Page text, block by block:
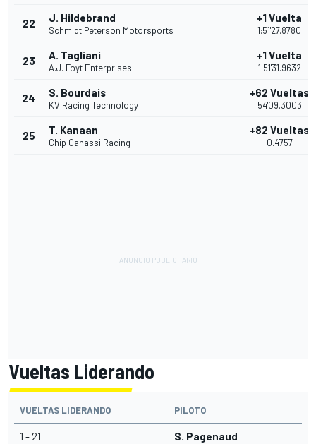
22 J. Hildebrand
Schmidt Peterson Motorsports
+1 Vuelta
1:51'27.8780
23 A. Tagliani
A.J. Foyt Enterprises
+1 Vuelta
1:51'31.9632
24 S. Bourdais
KV Racing Technology
+62 Vueltas
54'09.3003
25 T. Kanaan
Chip Ganassi Racing
+82 Vueltas
0.4757
Vueltas Liderando
VUELTAS LIDERANDO PILOTO
1 - 21 S. Pagenaud